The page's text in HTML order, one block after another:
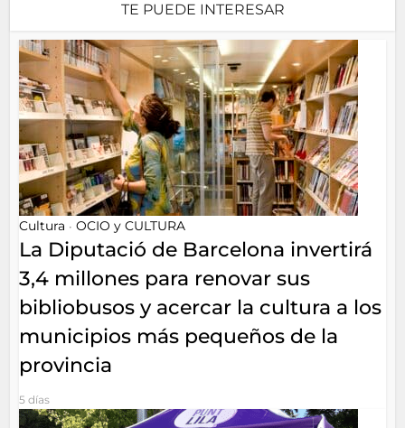
TE PUEDE INTERESAR
Cultura • OCIO y CULTURA
La Diputació de Barcelona invertirá
3,4 millones para renovar sus
bibliobusos y acercar la cultura a los
municipios más pequeños de la
provincia
5 días